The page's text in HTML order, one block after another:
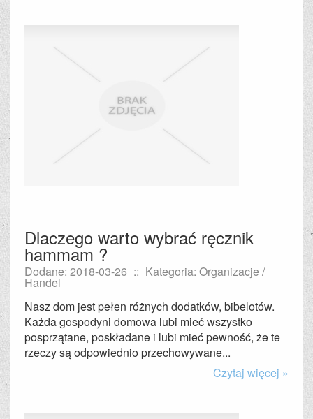
Dlaczego warto wybrać ręcznik
hammam ?
Dodane: 2018-03-26 :: Kategoria: Organizacje /
Handel
Nasz dom jest pełen różnych dodatków, bibelotów.
Każda gospodyni domowa lubi mieć wszystko
posprzątane, poskładane i lubi mieć pewność, że te
rzeczy są odpowiednio przechowywane...
Czytaj więcej »